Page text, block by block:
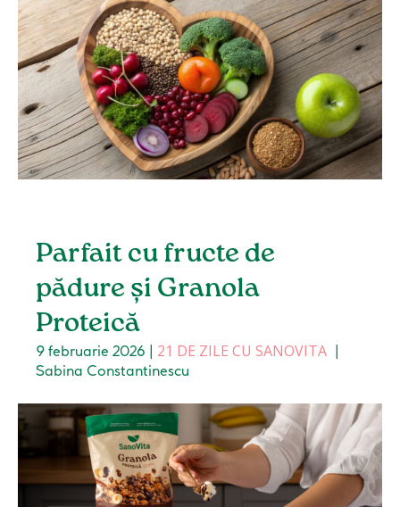
Parfait cu fructe de
pădure și Granola
Proteică
9 februarie 2026 21 DE ZILE CU SANOVITA
Sabina Constantinescu